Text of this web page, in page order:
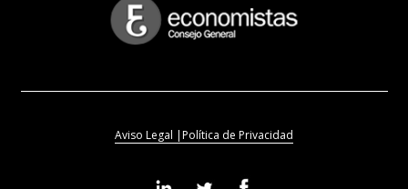
Aviso Legal |Política de Privacidad